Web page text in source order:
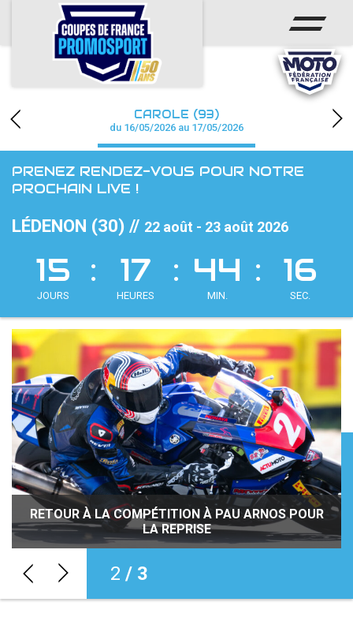
ACCUEIL
ACTUS
CALENDRIER
CHAMPIONNAT
PHOTOS / WEB TV
PARTENAIRES
accéder à la billetterie
CAROLE (93)
du 16/05/2026 au 17/05/2026
ROSSIGNOL REPREND LA MAIN, MONAYA
POURSUIT SA ROUTE, FORESTIER PASSE DEVANT
RETOUR À LA COMPÉTITION À PAU ARNOS POUR
LA REPRISE
JOURNÉES DÉCOUVERTE DE LA MOTO : INITIEZ-
VOUS À LA PRATIQUE DE LA MOTO PARTOUT EN
FRANCE !
2 / 3
PRENEZ RENDEZ-VOUS POUR NOTRE
PROCHAIN LIVE !
LÉDENON (30) // 22 août - 23 août 2026
15 17 44 14